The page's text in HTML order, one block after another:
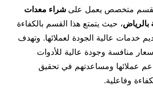
بقسم متخصص يعمل على شراء معدات
بالرياض، حيث يتمتع هذا القسم بالكفاءة
خدمات عالية الجودة لعملائها. وتهدف
منافسة وجودة عالية للأدوات
عملائها ومساعدتهم في تحقيق
وفاعلية.